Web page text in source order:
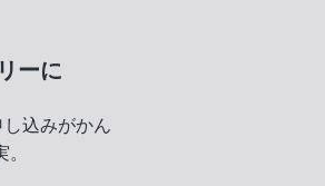
ーに
込みがかん